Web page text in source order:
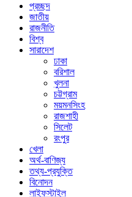
প্রচ্ছদ
জাতীয়
রাজনীতি
বিশ্ব
সারাদেশ
ঢাকা
বরিশাল
খুলনা
চট্টগ্রাম
ময়মনসিংহ
রাজশাহী
সিলেট
রংপুর
খেলা
অর্থ-বাণিজ্য
তথ্য-প্রযুক্তি
বিনোদন
লাইফস্টাইল